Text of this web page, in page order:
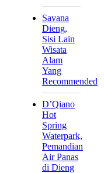
Savana
Dieng,
Sisi Lain
Wisata
Alam
Yang
Recommended
D’Qiano
Hot
Spring
Waterpark,
Pemandian
Air Panas
di Dieng